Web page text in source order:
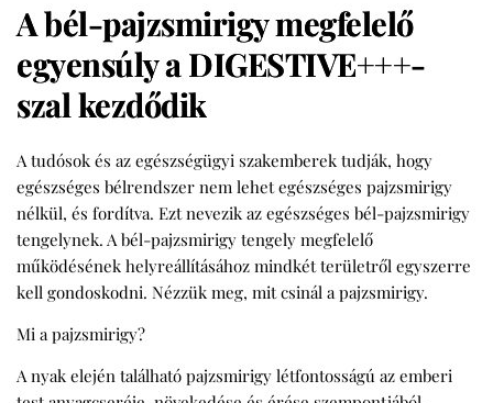
A bél-pajzsmirigy megfelelő
egyensúly a DIGESTIVE+++-
szal kezdődik
A tudósok és az egészségügyi szakemberek tudják, hogy
egészséges bélrendszer nem lehet egészséges pajzsmirigy
nélkül, és fordítva. Ezt nevezik az egészséges bél-pajzsmirigy
tengelynek. A bél-pajzsmirigy tengely megfelelő
működésének helyreállításához mindkét területről egyszerre
kell gondoskodni. Nézzük meg, mit csinál a pajzsmirigy.
Mi a pajzsmirigy?
A nyak elején található pajzsmirigy létfontosságú az emberi